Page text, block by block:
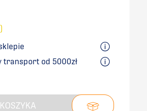
transport od 5000zł